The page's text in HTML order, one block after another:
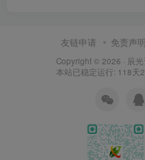
友链申请 免责声明
Copyright © 2026 · 辰
本站已稳定运行: 118天